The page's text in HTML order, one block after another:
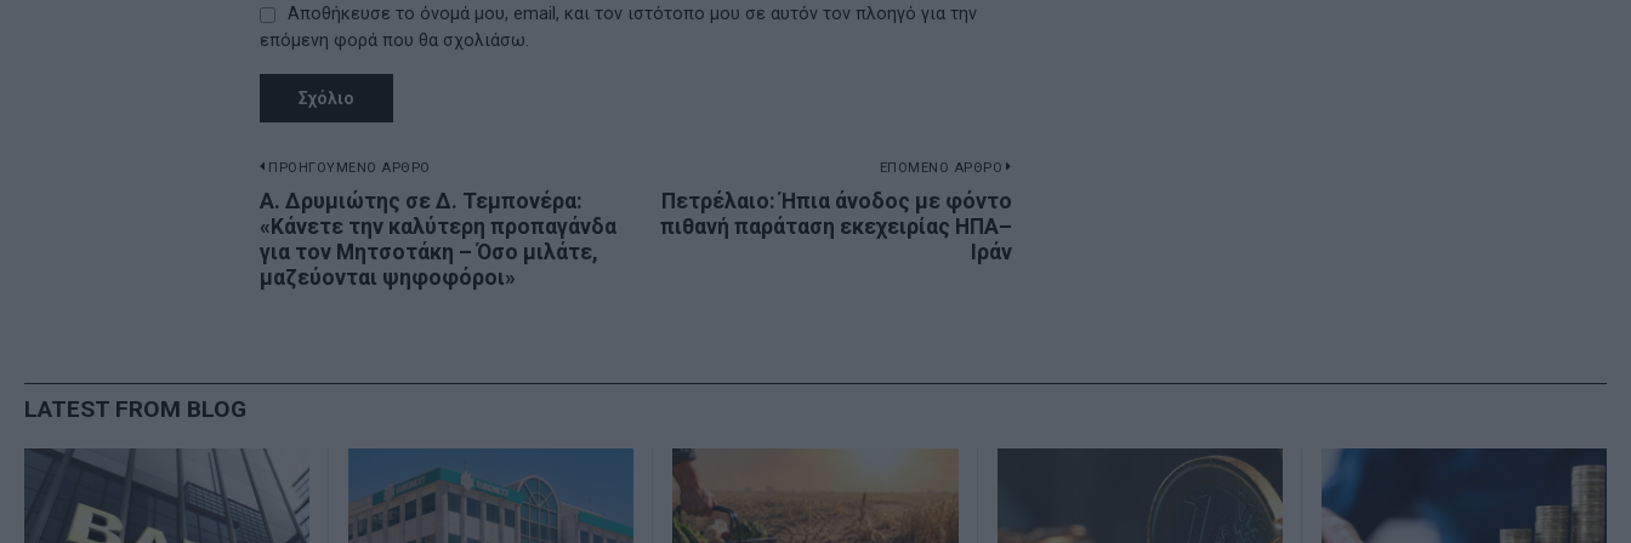
Αποθήκευσε το όνομά μου, email, και τον ιστότοπο μου σε αυτόν τον πλοηγό για την
επόμενη φορά που θα σχολιάσω.
Πλοήγηση
άρθρων
ΠΡΟΗΓΟΥΜΕΝΟ ΑΡΘΡΟ
Previous
post:
Α. Δρυμιώτης σε Δ. Τεμπονέρα:
«Κάνετε την καλύτερη προπαγάνδα
για τον Μητσοτάκη – Όσο μιλάτε,
μαζεύονται ψηφοφόροι»
ΕΠΟΜΕΝΟ ΑΡΘΡΟ
Next
post:
Πετρέλαιο: Ήπια άνοδος με φόντο
πιθανή παράταση εκεχειρίας ΗΠΑ–
Ιράν
LATEST FROM BLOG